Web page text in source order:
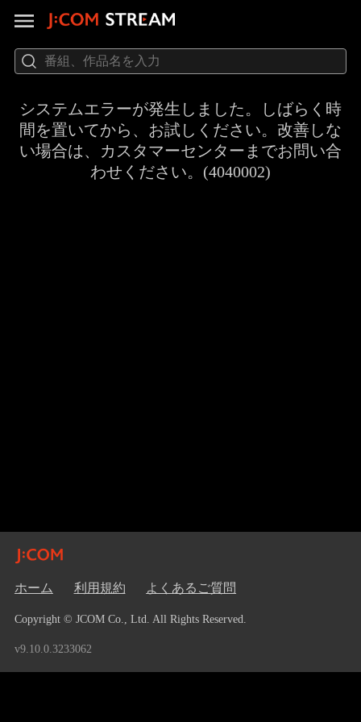
システムエラーが発生しました。しばらく時
間を置いてから、お試しください。改善しな
い場合は、カスタマーセンターまでお問い合
わせください。(4040002)
ホーム 利用規約 よくあるご質問
Copyright © JCOM Co., Ltd. All Rights Reserved.
v9.10.0.3233062